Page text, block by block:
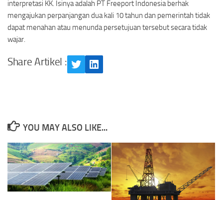
interpretasi KK. Isinya adalah PT Freeport Indonesia berhak
mengajukan perpanjangan dua kali 10 tahun dan pemerintah tidak
dapat menahan atau menunda persetujuan tersebut secara tidak
wajar.
Share Artikel :
TwitterLinkedIn
YOU MAY ALSO LIKE...